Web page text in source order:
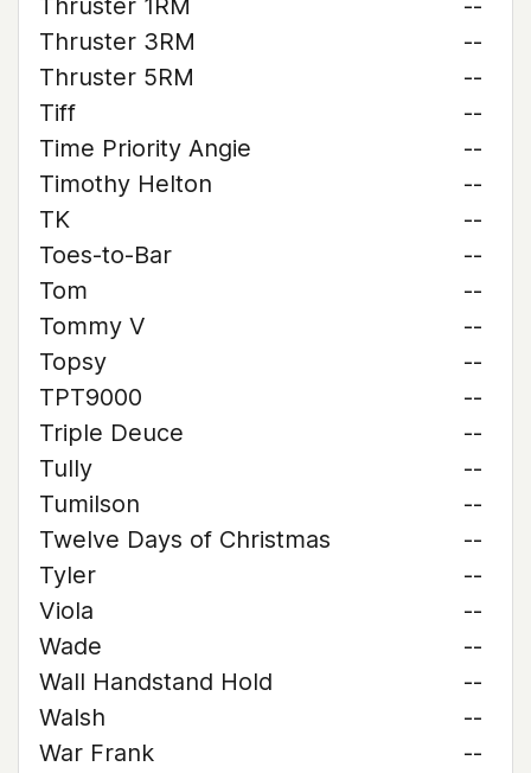
Thruster 1RM
--
Thruster 3RM
--
Thruster 5RM
--
Tiff
--
Time Priority Angie
--
Timothy Helton
--
TK
--
Toes-to-Bar
--
Tom
--
Tommy V
--
Topsy
--
TPT9000
--
Triple Deuce
--
Tully
--
Tumilson
--
Twelve Days of Christmas
--
Tyler
--
Viola
--
Wade
--
Wall Handstand Hold
--
Walsh
--
War Frank
--